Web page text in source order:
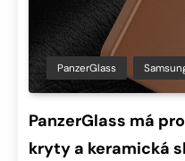
PanzerGlass
PanzerGlass má
kryty a keramická